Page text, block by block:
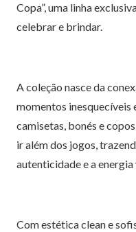
Copa”, uma linha
celebrar e brindar.
A coleção nasce da
momentos
camisetas, bonés e
ir além dos jogos,
autenticidade e a
Com estética clean e